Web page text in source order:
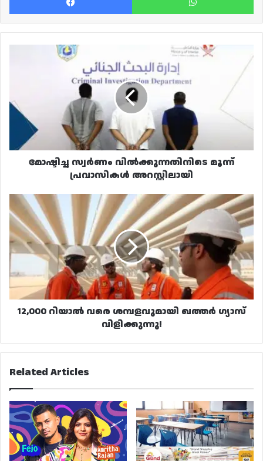
പ്രവാസികൾ
അറസ്റ്റിലായി
മോഷ്ടിച്ച സ്വർണം വിൽക്കുന്നതിനിടെ മൂന്ന്
പ്രവാസികൾ അറസ്റ്റിലായി
12,000
റിയാൽ
വരെ
ശമ്പളവുമായി
ഖത്തർ
ഗ്യാസ്
വിളിക്കുന്നു!
12,000 റിയാൽ വരെ ശമ്പളവുമായി ഖത്തർ ഗ്യാസ്
വിളിക്കുന്നു!
Related Articles